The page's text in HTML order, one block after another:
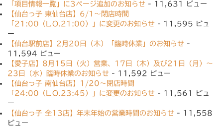
「項目情報一覧」に3ページ追加のお知らせ - 11,631 ビュー
【仙台っ子 東仙台店】6/1〜閉店時間
「21:00（L.O.21:00）」に変更のお知らせ - 11,595 ビュ
ー
【仙台駅前店】2月20日（木）「臨時休業」のお知らせ -
11,594 ビュー
【愛子店】8月15日（火）営業、17日（木）及び21日（月）〜
23日（水）臨時休業のお知らせ - 11,592 ビュー
【仙台っ子 南仙台店】1/20〜閉店時間
「24:00（L.O.23:45）」に変更のお知らせ - 11,561 ビュ
ー
【仙台っ子 全13店】年末年始の営業時間のお知らせ - 11,558
ビュー